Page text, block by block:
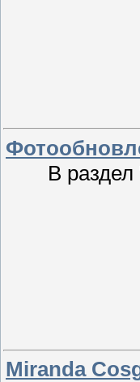
В
Miranda